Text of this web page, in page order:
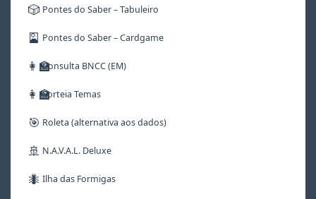
🎲 Pontes do Saber – Tabuleiro
🎴 Pontes do Saber – Cardgame
👩‍🏫Consulta BNCC (EM)
👩‍🏫Sorteia Temas
🎯 Roleta (alternativa aos dados)
🚢 N.A.V.A.L. Deluxe
🐜 Ilha das Formigas